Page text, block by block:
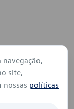
site,
nossas políticas